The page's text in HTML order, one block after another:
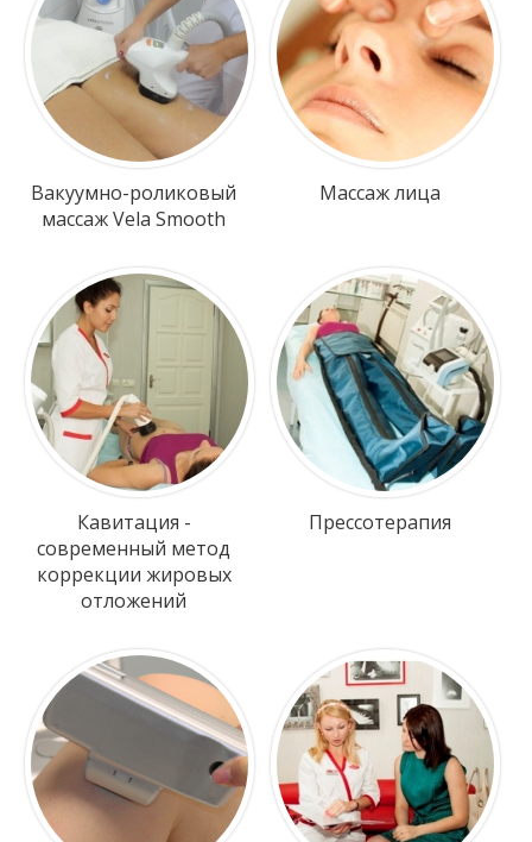
Вакуумно-роликовый
массаж Vela Smooth
Массаж лица
Кавитация -
современный метод
коррекции жировых
отложений
Прессотерапия